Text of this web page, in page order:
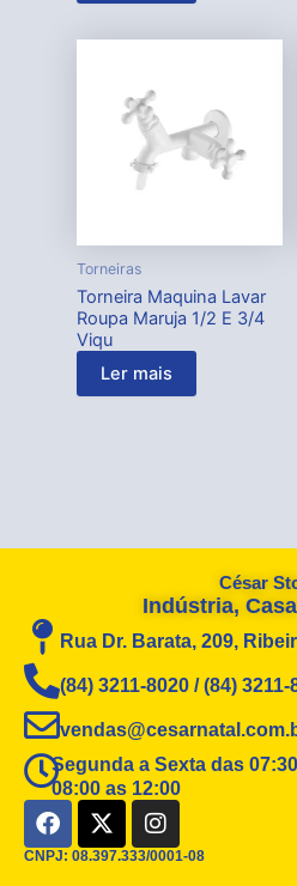
Torneiras
Torneira Maquina Lavar
Roupa Maruja 1/2 E 3/4
Viqu
Ler mais
César
Indústria,
Rua Dr. Barata, 209,
(84) 3211-8020 / (84)
Segunda a Sexta das
08:00 as 12:00
F
a
c
X
-
t
I
n
s
CNPJ: 08.397.333/0001-08